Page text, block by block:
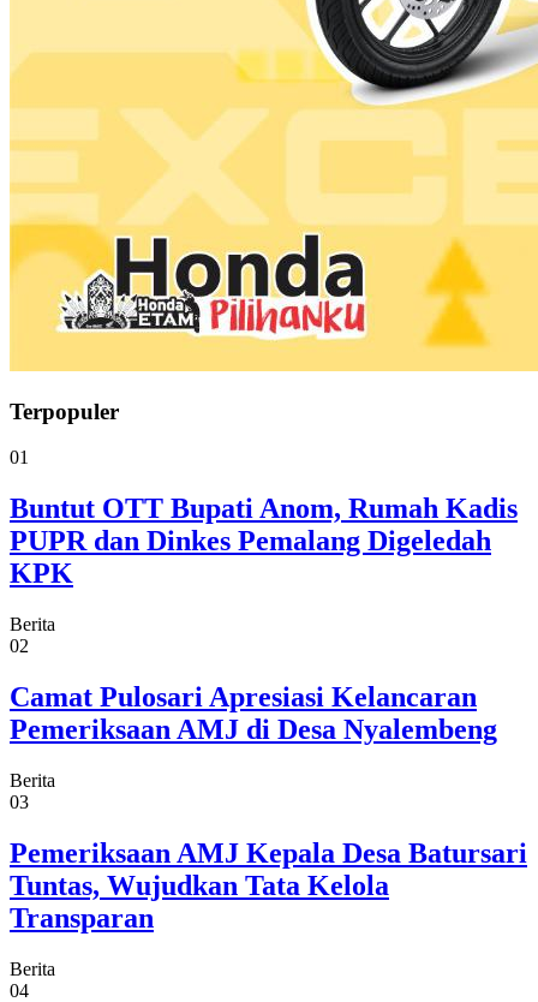
Terpopuler
01
Buntut OTT Bupati Anom, Rumah Kadis
PUPR dan Dinkes Pemalang Digeledah
KPK
Berita
02
Camat Pulosari Apresiasi Kelancaran
Pemeriksaan AMJ di Desa Nyalembeng
Berita
03
Pemeriksaan AMJ Kepala Desa Batursari
Tuntas, Wujudkan Tata Kelola
Transparan
Berita
04